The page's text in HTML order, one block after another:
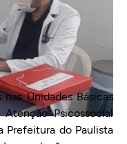
Unidades Básicas
Psicossocial
Prefeitura do Paulista